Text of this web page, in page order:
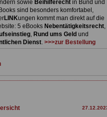
sowie Beihilferechtin Bund und
sind besonders komfortabel,
LINKungen kommt man direkt auf die
5 eBooks Nebentätigkeitsrecht,
, Rund ums Geld und
Dienst. >>>zur Bestellung